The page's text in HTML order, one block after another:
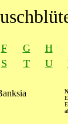
F G H
S T U